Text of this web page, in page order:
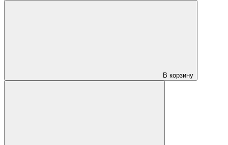
В корзину